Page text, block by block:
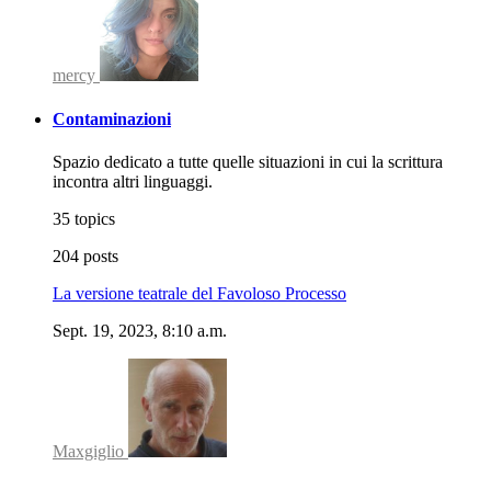
mercy
Contaminazioni
Spazio dedicato a tutte quelle situazioni in cui la scrittura
incontra altri linguaggi.
35 topics
204 posts
La versione teatrale del Favoloso Processo
Sept. 19, 2023, 8:10 a.m.
Maxgiglio